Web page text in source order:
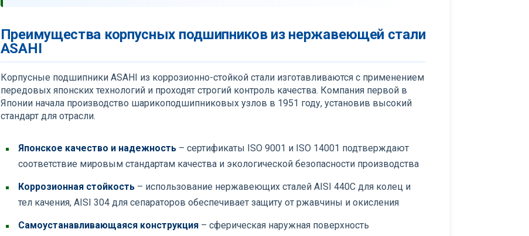
Преимущества корпусных подшипников из нержавеющей стали
ASAHI
Корпусные подшипники ASAHI из коррозионно-стойкой стали изготавливаются с применением
передовых японских технологий и проходят строгий контроль качества. Компания первой в
Японии начала производство шарикоподшипниковых узлов в 1951 году, установив высокий
стандарт для отрасли.
Японское качество и надежность– сертификаты ISO 9001 и ISO 14001 подтверждают
соответствие мировым стандартам качества и экологической безопасности производства
Коррозионная стойкость– использование нержавеющих сталей AISI 440C для колец и
тел качения, AISI 304 для сепараторов обеспечивает защиту от ржавчины и окисления
Самоустанавливающаяся конструкция– сферическая наружная поверхность